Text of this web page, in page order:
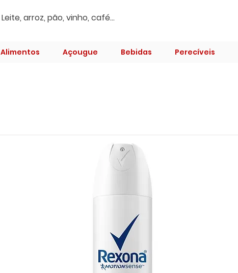
Alimentos Açougue Bebidas Perecíveis